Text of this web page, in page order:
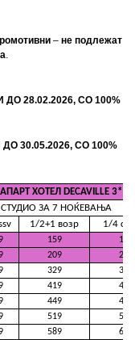
– не подлежат
.
28.02.2026, СО 100%
30.05.2026, СО 100%
ХОТЕЛ DECAVILLE 3*
ЗА 7 НОЌЕВАЊА
1/2+1 возр 1/4
159 189
209 229
329 349
419 439
449 479
519 559
589 619